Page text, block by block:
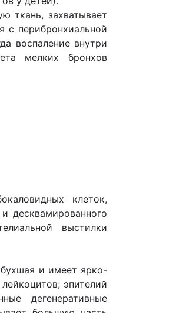
ткань, захватывает
с перибронхиальной
воспаление внутри
мелких бронхов
клеток,
десквамированного
выстилки
и имеет ярко-
эпителий
дегенеративные